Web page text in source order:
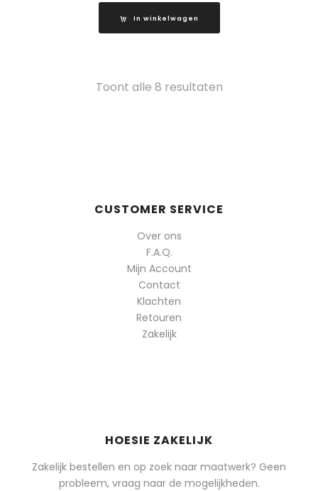
In winkelwagen
Toont alle 8 resultatenGesorteerd
CUSTOMER SERVICE
Over ons
F.A.Q.
Mijn Account
Contact
Klachten
Retouren
Zakelijk
HOESIE ZAKELIJK
Zakelijk bestellen en op zoek naar maatwerk? Geen
probleem, vraag naar de mogelijkheden.